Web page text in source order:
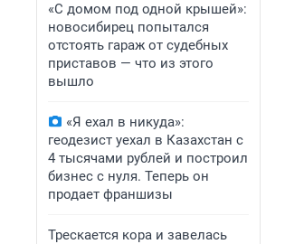
«С домом под одной крышей»:
новосибирец попытался
отстоять гараж от судебных
приставов — что из этого
вышло
«Я ехал в никуда»:
геодезист уехал в Казахстан с
4 тысячами рублей и построил
бизнес с нуля. Теперь он
продает франшизы
Трескается кора и завелась